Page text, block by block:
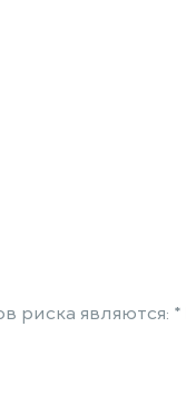
являются: